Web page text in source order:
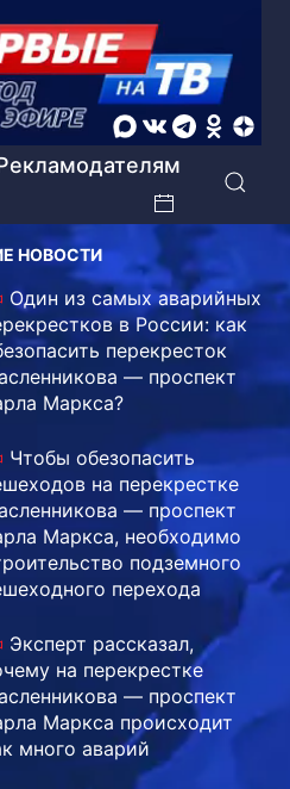
НОВОСТИ
Один из самых аварийных
в России: как
перекресток
— проспект
Маркса?
Чтобы обезопасить
на перекрестке
— проспект
Маркса, необходимо
подземного
перехода
Эксперт рассказал,
на перекрестке
— проспект
Маркса происходит
много аварий